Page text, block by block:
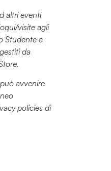
altri eventi
visite agli
Studente e
da
avvenire
policies di